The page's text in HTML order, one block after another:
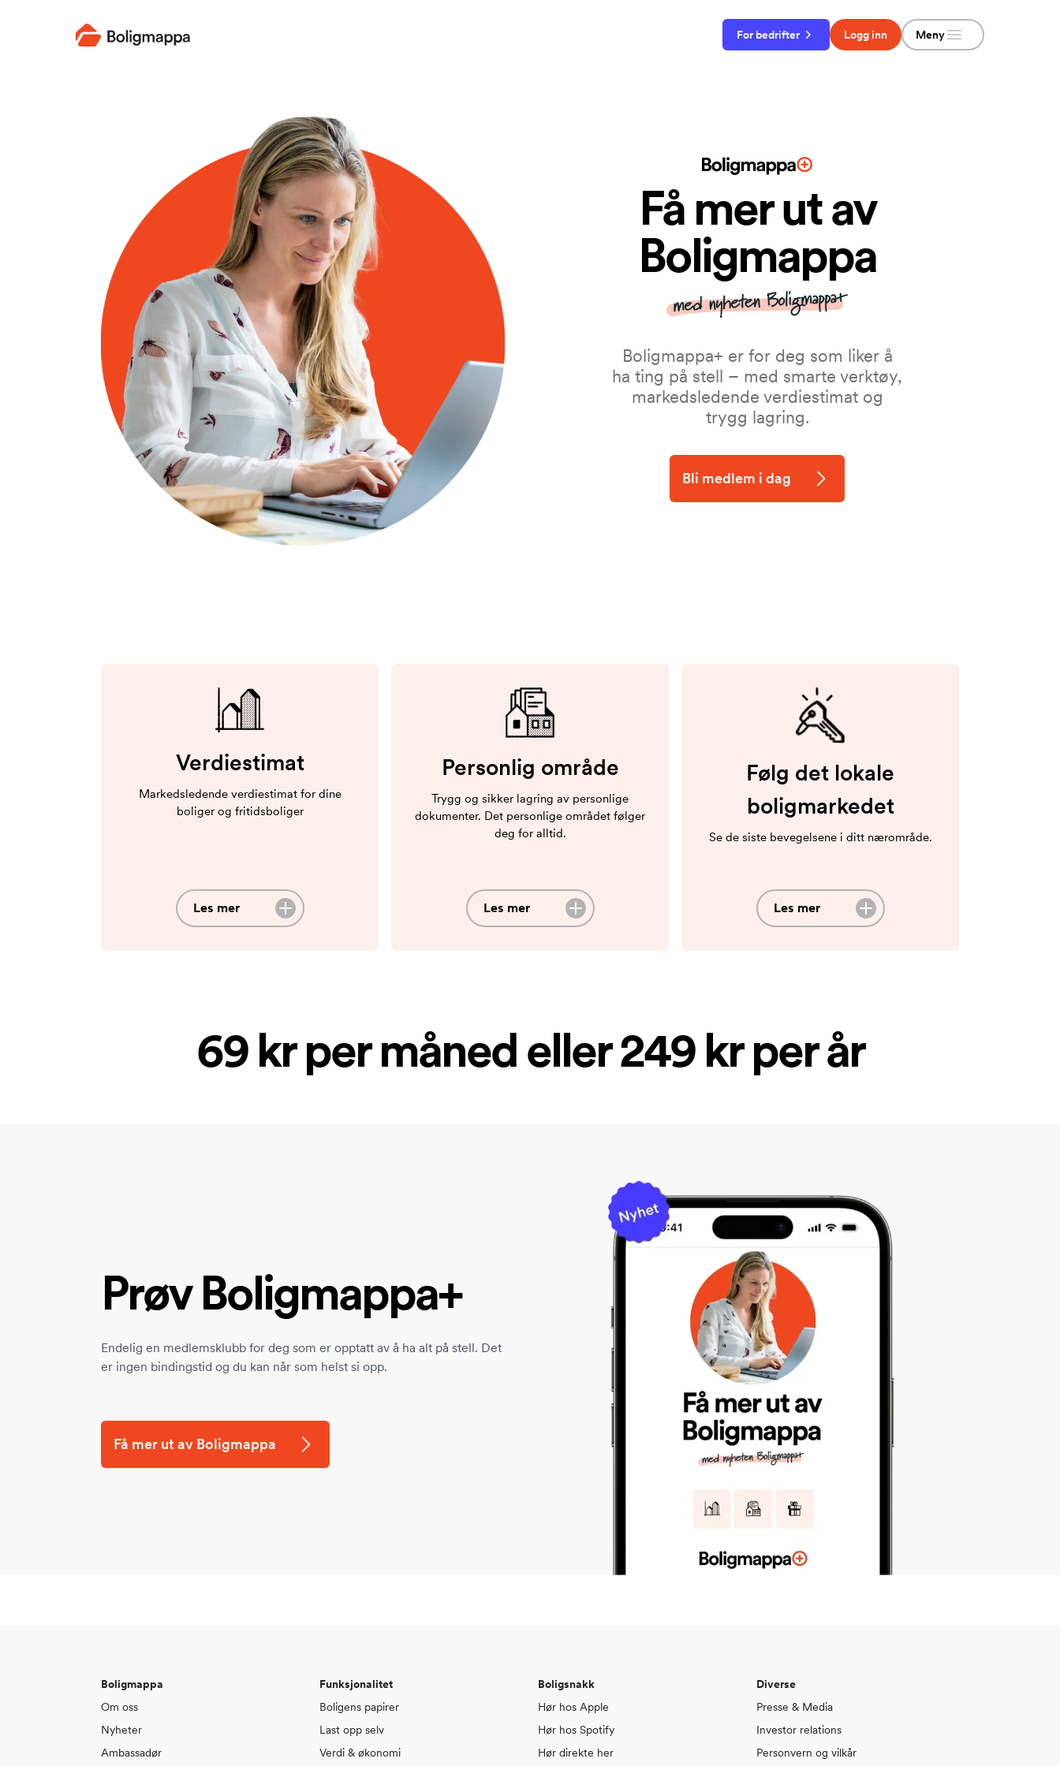
Boligmappa For bedrifter Logg inn Meny
Få mer ut av
Boligmappa
Boligmappa+ er for deg som liker å
ha ting på stell – med smarte verktøy,
markedsledende verdiestimat og
trygg lagring.
Bli medlem i dag
Verdiestimat
Markedsledende verdiestimat for dine
boliger og fritidsboliger
Les mer
Personlig område
Trygg og sikker lagring av personlige
dokumenter. Det personlige området følger
deg for alltid.
Les mer
Følg det lokale
boligmarkedet
Se de siste bevegelsene i ditt nærområde.
Les mer
69 kr per måned eller 249 kr per år
Prøv Boligmappa+
Endelig en medlemsklubb for deg som er opptatt av å ha alt på stell. Det
er ingen bindingstid og du kan når som helst si opp.
Få mer ut av Boligmappa
Boligmappa
Om oss
Nyheter
Ambassadør
Funksjonalitet
Boligens papirer
Last opp selv
Verdi & økonomi
Boligsnakk
Hør hos Apple
Hør hos Spotify
Hør direkte her
Diverse
Presse & Media
Investor relations
Personvern og vilkår